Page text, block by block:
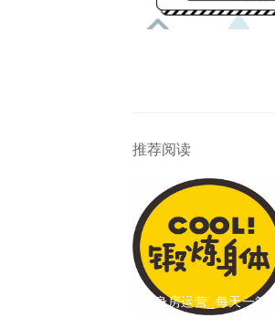
推荐阅读
健身房运营_每天一篇健